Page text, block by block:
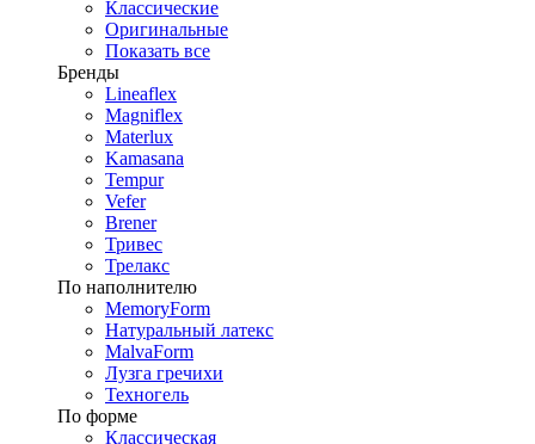
Классические
Оригинальные
Показать все
Бренды
Lineaflex
Magniflex
Materlux
Kamasana
Tempur
Vefer
Brener
Тривес
Трелакс
По наполнителю
MemoryForm
Натуральный латекс
MalvaForm
Лузга гречихи
Техногель
По форме
Классическая